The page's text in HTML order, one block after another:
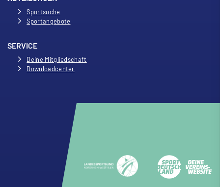
Sportsuche
Sportangebote
SERVICE
Deine Mitgliedschaft
Downloadcenter